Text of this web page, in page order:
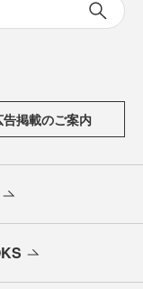
告掲載のご案内